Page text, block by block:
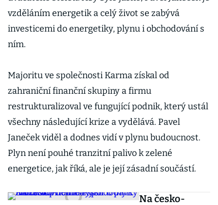
vzděláním energetik a celý život se zabývá
investicemi do energetiky, plynu i obchodování s
ním.
Majoritu ve společnosti Karma získal od
zahraniční finanční skupiny a firmu
restrukturalizoval ve fungující podnik, který ustál
všechny následující krize a vydělává. Pavel
Janeček viděl a dodnes vidí v plynu budoucnost.
Plyn není pouhé tranzitní palivo k zelené
energetice, jak říká, ale je její zásadní součástí.
Na česko-